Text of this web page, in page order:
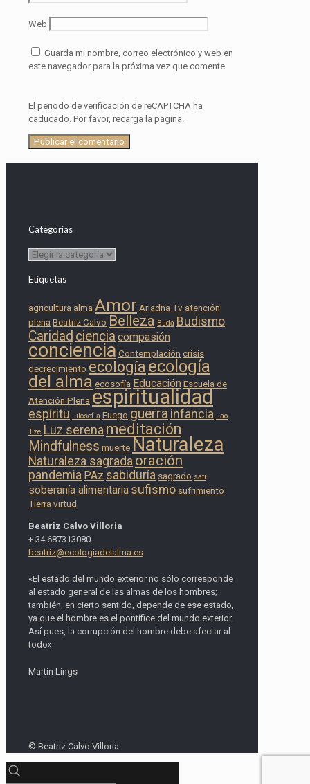
Web
Guarda mi nombre, correo electrónico y web en
este navegador para la próxima vez que comente.
El periodo de verificación de reCAPTCHA ha
caducado. Por favor, recarga la página.
Categorías
Categorías
Etiquetas
agricultura alma Amor Ariadna Tv atención
plena Beatriz Calvo Belleza Buda Budismo
Caridad ciencia compasión
conciencia Contemplación crisis
decrecimiento ecología ecología
del alma ecosofía Educación Escuela de
Atención Plena espiritualidad
espíritu Filosofía Fuego guerra infancia Lao
Tze Luz serena meditación
Mindfulness muerte Naturaleza
Naturaleza sagrada oración
pandemia PAz sabiduría sagrado sati
soberanía alimentaria sufismo sufrimiento
Tierra virtud
Beatriz Calvo Villoria
+ 34 687313080
beatriz@ecologiadelalma.es
«El estado del mundo exterior no sólo corresponde
al estado general de las almas de los hombres;
también, en cierto sentido, depende de ese estado,
ya que el hombre es el pontífice del mundo exterior.
Así pues, la corrupción del hombre debe afectar al
todo»
Martin Lings
© Beatriz Calvo Villoria